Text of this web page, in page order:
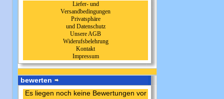
Liefer- und
Versandbedingungen
Privatsphäre
und Datenschutz
Unsere AGB
Widerufsbelehrung
Kontakt
Impressum
bewerten
Es liegen noch keine Bewertungen vor